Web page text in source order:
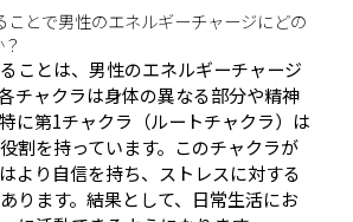
ことで男性のエネルギーチャージにどの
ことは、男性のエネルギーチャージ
チャクラは身体の異なる部分や精神
に第1チャクラ（ルートチャクラ）は
割を持っています。このチャクラが
より自信を持ち、ストレスに対する
ります。結果として、日常生活にお